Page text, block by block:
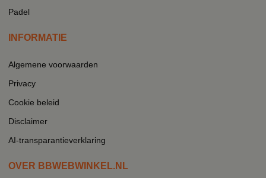
Padel
INFORMATIE
Algemene voorwaarden
Privacy
Cookie beleid
Disclaimer
AI-transparantieverklaring
OVER BBWEBWINKEL.NL